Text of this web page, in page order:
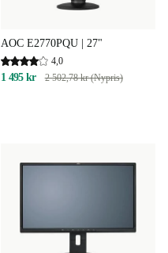
AOC E2770PQU | 27"
4,0
1 495 kr 2 502,78 kr (Nypris)